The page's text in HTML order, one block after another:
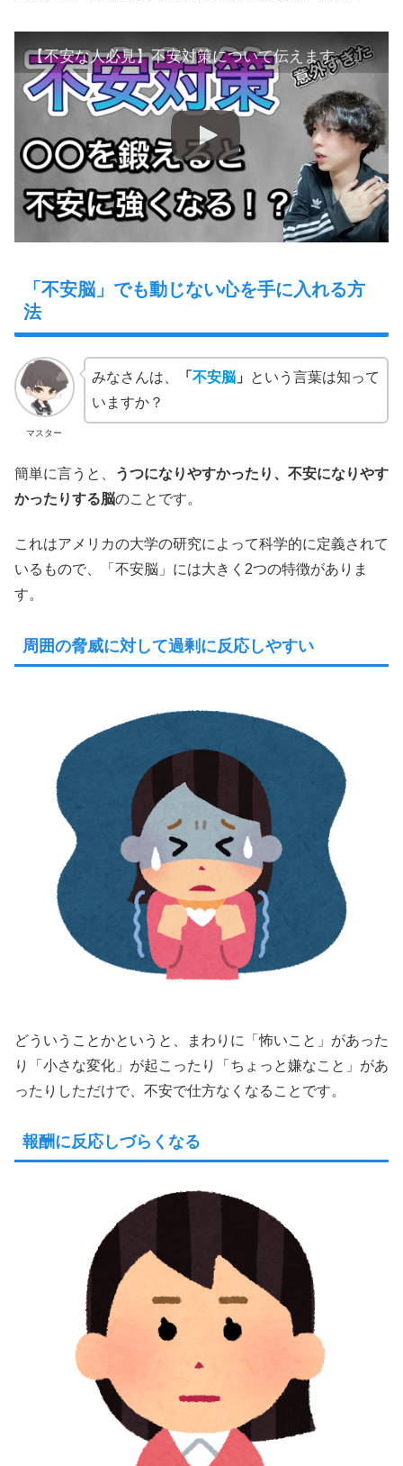
【不安な人必見】不安対策について伝えます。『〇〇を鍛えること！』
「不安脳」でも動じない心を手に入れる方
法
マスター
みなさんは、 「 不安脳」
という言葉は知って
いますか？
簡単に言うと、
うつになりやすかったり、不安になりやす
かったりする脳のことです。
これはアメリカの大学の研究によって科学的に定義されて
いるもので、「不安脳」には大きく2つの特徴がありま
す。
周囲の脅威に対して過剰に反応しやすい
どういうことかというと、まわりに「怖いこと」があった
り「小さな変化」が起こったり「ちょっと嫌なこと」があ
ったりしただけで、不安で仕方なくなることです。
報酬に反応しづらくなる